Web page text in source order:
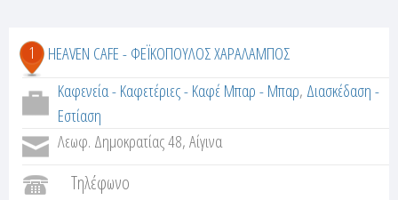
λ 1
HEAVEN CAFE - ΦΕΪΚΟΠΟΥΛΟΣ ΧΑΡΑΛΑΜΠΟΣ
Καφενεία - Καφετέριες - Καφέ Μπαρ - Μπαρ, Διασκέδαση -
Εστίαση
Λεωφ. Δημοκρατίας 48, Αίγινα
Τηλέφωνο